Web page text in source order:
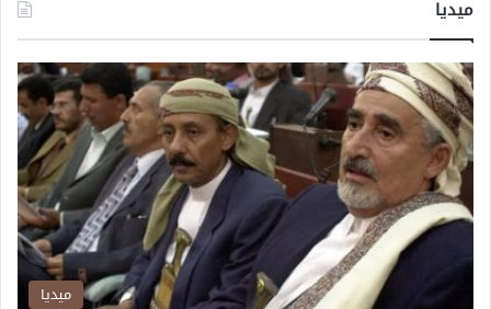
م
س
ت
ش
ا
ر
ف
ي
ح
م
س
ميديا
ميديا